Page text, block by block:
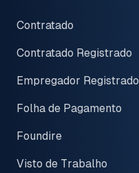
Contratado
Contratado Registrado
Empregador Registrado
Folha de Pagamento
Foundire
Visto de Trabalho